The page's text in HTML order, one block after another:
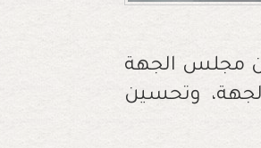
مجلس الجهة
وتحسين